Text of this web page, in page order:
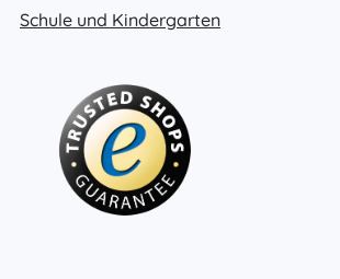
Schule und Kindergarten